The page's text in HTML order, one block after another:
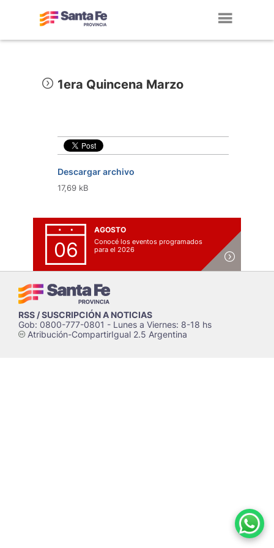
1era Quincena Marzo
Descargar archivo
17,69 kB
06
AGOSTO
Conocé los eventos programados
para el 2026
RSS / SUSCRIPCIÓN A NOTICIAS
Gob: 0800-777-0801 - Lunes a Viernes: 8-18 hs
cAtribución-CompartirIgual 2.5 Argentina